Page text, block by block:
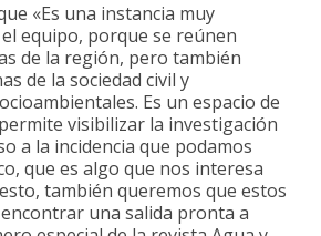
«Es una instancia muy
equipo, porque se reúnen
de la región, pero también
de la sociedad civil y
Es un espacio de
visibilizar la investigación
a la incidencia que podamos
que es algo que nos interesa
también queremos que estos
una salida pronta a